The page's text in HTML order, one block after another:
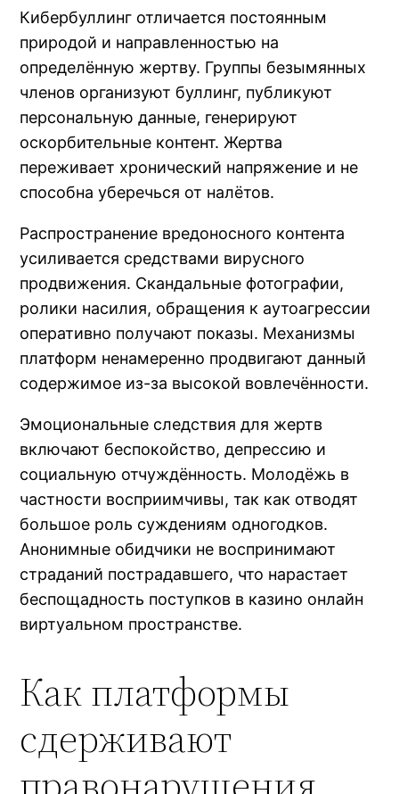
Кибербуллинг отличается постоянным
природой и направленностью на
определённую жертву. Группы безымянных
членов организуют буллинг, публикуют
персональную данные, генерируют
оскорбительные контент. Жертва
переживает хронический напряжение и не
способна уберечься от налётов.
Распространение вредоносного контента
усиливается средствами вирусного
продвижения. Скандальные фотографии,
ролики насилия, обращения к аутоагрессии
оперативно получают показы. Механизмы
платформ ненамеренно продвигают данный
содержимое из-за высокой вовлечённости.
Эмоциональные следствия для жертв
включают беспокойство, депрессию и
социальную отчуждённость. Молодёжь в
частности восприимчивы, так как отводят
большое роль суждениям одногодков.
Анонимные обидчики не воспринимают
страданий пострадавшего, что нарастает
беспощадность поступков в казино онлайн
виртуальном пространстве.
Как платформы
сдерживают